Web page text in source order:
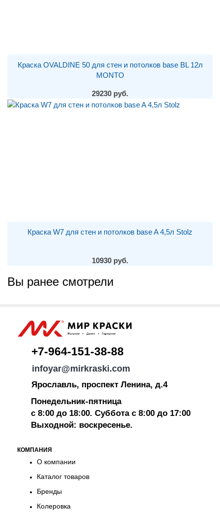
Краска OVALDINE 50 для стен и потолков base BL 12л
MONTO
29230 руб.
Краска W7 для стен и потолков base A 4,5л Stolz
10930 руб.
Вы ранее смотрели
+7-964-151-38-88
infoyar@mirkraski.com
Ярославль, проспект Ленина, д.4
Понедельник-пятница
с 8:00 до 18:00. Суббота с 8:00 до 17:00
Выходной: воскресенье.
КОМПАНИЯ
О компании
Каталог товаров
Бренды
Колеровка